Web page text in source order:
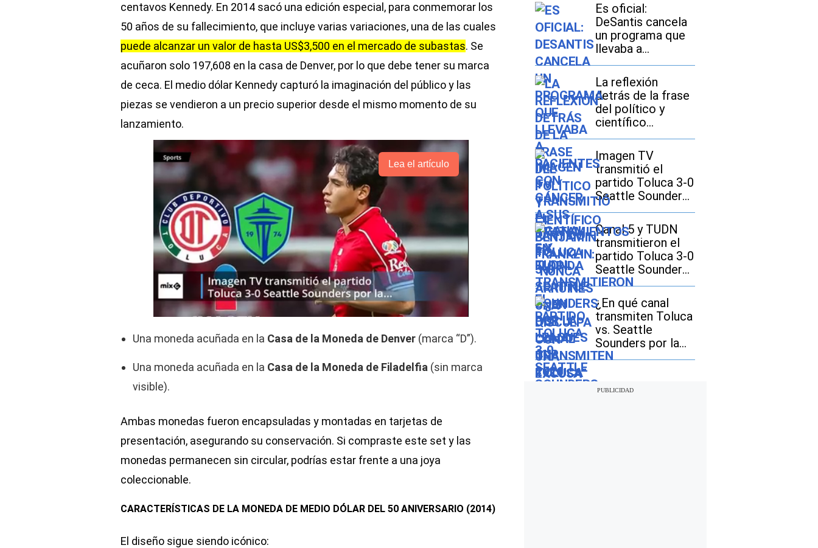
centavos Kennedy. En 2014 sacó una edición especial, para conmemorar los
50 años de su fallecimiento, que incluye varias variaciones, una de las cuales
puede alcanzar un valor de hasta US$3,500 en el mercado de subastas. Se
acuñaron solo 197,608 en la casa de Denver, por lo que debe tener su marca
de ceca. El medio dólar Kennedy capturó la imaginación del público y las
piezas se vendieron a un precio superior desde el mismo momento de su
lanzamiento.
Lea el artículo
Una moneda acuñada en la Casa de la Moneda de Denver (marca “D”).
Una moneda acuñada en la Casa de la Moneda de Filadelfia (sin marca
visible).
Ambas monedas fueron encapsuladas y montadas en tarjetas de
presentación, asegurando su conservación. Si compraste este set y las
monedas permanecen sin circular, podrías estar frente a una joya
coleccionable.
CARACTERÍSTICAS DE LA MONEDA DE MEDIO DÓLAR DEL 50 ANIVERSARIO (2014)
El diseño sigue siendo icónico:
Es oficial:
DeSantis cancela
un programa que
llevaba a
pacientes con
cáncer a sus
tratamientos en
Florida
La reflexión
detrás de la frase
del político y
científico
Benjamin Franklin:
“Nunca arruines
una disculpa con
una excusa”
Imagen TV
transmitió el
partido Toluca 3-0
Seattle Sounders
por la Leagues
Cup 2026
Canal 5 y TUDN
transmitieron el
partido Toluca 3-0
Seattle Sounders
por la Leagues
Cup 2026
¿En qué canal
transmiten Toluca
vs. Seattle
Sounders por la
Leagues Cup 2026
México?